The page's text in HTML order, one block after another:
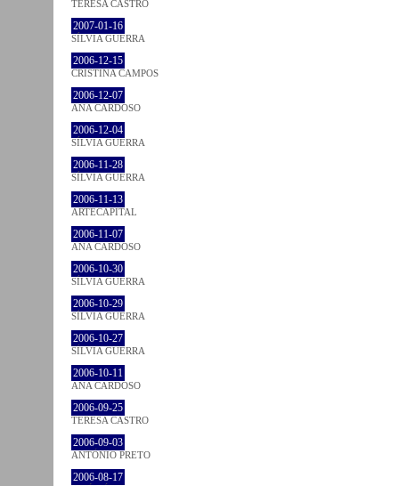
TERESA CASTRO
2007-01-16
SÍLVIA GUERRA
2006-12-15
CRISTINA CAMPOS
2006-12-07
ANA CARDOSO
2006-12-04
SÍLVIA GUERRA
2006-11-28
SÍLVIA GUERRA
2006-11-13
ARTECAPITAL
2006-11-07
ANA CARDOSO
2006-10-30
SÍLVIA GUERRA
2006-10-29
SÍLVIA GUERRA
2006-10-27
SÍLVIA GUERRA
2006-10-11
ANA CARDOSO
2006-09-25
TERESA CASTRO
2006-09-03
ANTÓNIO PRETO
2006-08-17